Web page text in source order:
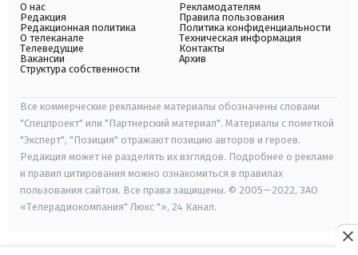
О нас
Редакция
Редакционная политика
О телеканале
Телеведущие
Вакансии
Структура собственности
Рекламодателям
Правила пользования
Политика конфиденциальности
Техническая информация
Контакты
Архив
Все коммерческие рекламные материалы обозначены словами
"Спецпроект" или "Партнерский материал". Материалы с пометкой
"Эксперт", "Позиция" отражают позицию авторов и героев.
Редакция может не разделять их взглядов. Подробнее о рекламе
и правил цитирования можно ознакомиться в правилах
пользования сайтом. Все права защищены. © 2005—2022, ЗАО
«Телерадиокомпания" Люкс "», 24 Канал.